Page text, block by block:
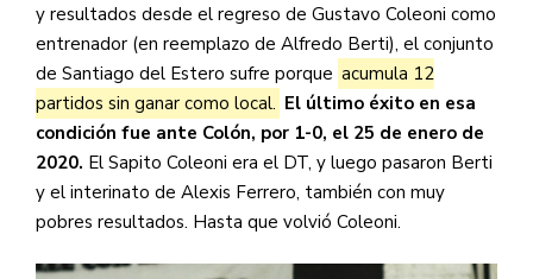
y resultados desde el regreso de Gustavo Coleoni como
entrenador (en reemplazo de Alfredo Berti), el conjunto
de Santiago del Estero sufre porque acumula 12
partidos sin ganar como local. El último éxito en esa
condición fue ante Colón, por 1-0, el 25 de enero de
2020. El Sapito Coleoni era el DT, y luego pasaron Berti
y el interinato de Alexis Ferrero, también con muy
pobres resultados. Hasta que volvió Coleoni.